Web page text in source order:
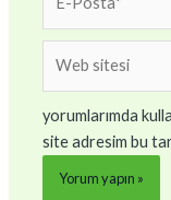
Posta*
yorumlarımda
site adresim bu